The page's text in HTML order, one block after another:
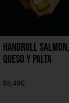
Handroll Salmón,
Queso y Palta
$5.490